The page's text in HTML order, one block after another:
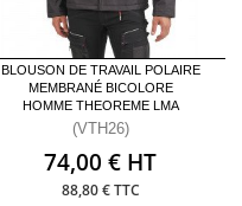
BLOUSON DE TRAVAIL POLAIRE
MEMBRANÉ BICOLORE
HOMME THEOREME LMA
(VTH26)
74,00 € HT
88,80 € TTC